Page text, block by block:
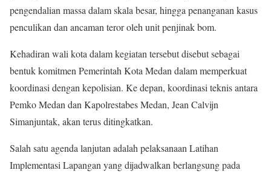
pengendalian massa dalam skala besar, hingga penanganan kasus
penculikan dan ancaman teror oleh unit penjinak bom.
Kehadiran wali kota dalam kegiatan tersebut disebut sebagai
bentuk komitmen Pemerintah Kota Medan dalam memperkuat
koordinasi dengan kepolisian. Ke depan, koordinasi teknis antara
Pemko Medan dan Kapolrestabes Medan, Jean Calvijn
Simanjuntak, akan terus ditingkatkan.
Salah satu agenda lanjutan adalah pelaksanaan Latihan
Implementasi Lapangan yang dijadwalkan berlangsung pada